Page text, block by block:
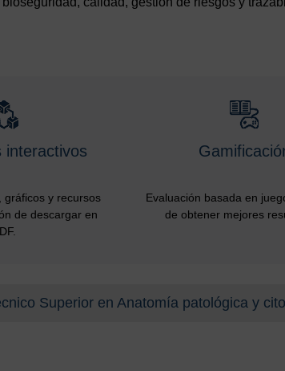
interactivos
gráficos y recursos
de descargar en
Evaluación basada en
de obtener mejores
Superior en Anatomía patológica y